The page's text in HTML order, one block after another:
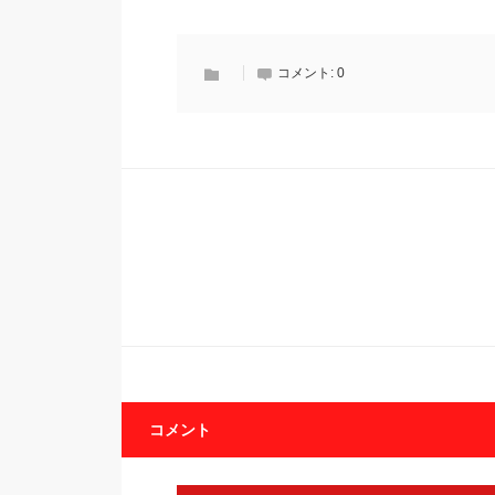
コメント: 0
コメント